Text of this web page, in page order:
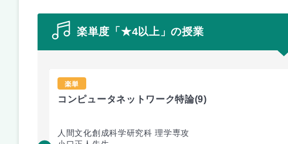
楽単度「★4以上」の授業
楽単
コンピュータネットワーク特論(9)
人間文化創成科学研究科 理学専攻